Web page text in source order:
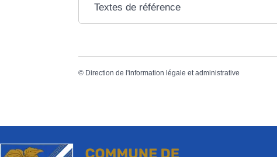
Textes de référence
© Direction de l'information légale et administrative